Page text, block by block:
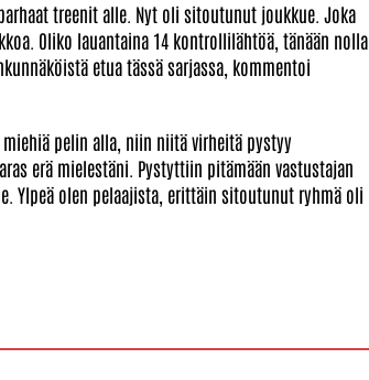
treenit alle. Nyt oli sitoutunut joukkue. Joka
Oliko lauantaina 14 kontrollilähtöä, tänään nolla.
etua tässä sarjassa, kommentoi
pelin alla, niin niitä virheitä pystyy
erä mielestäni. Pystyttiin pitämään vastustajan
Ylpeä olen pelaajista, erittäin sitoutunut ryhmä oli